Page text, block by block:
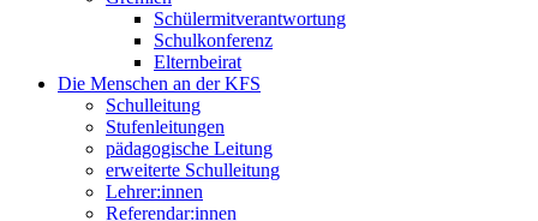
Schülermitverantwortung
Schulkonferenz
Elternbeirat
Die Menschen an der KFS
Schulleitung
Stufenleitungen
pädagogische Leitung
erweiterte Schulleitung
Lehrer:innen
Referendar:innen